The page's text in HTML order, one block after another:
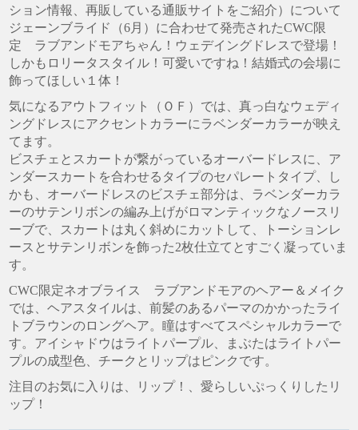
ション情報、再販している通販サイトをご紹介）について
ジェーンブライド（6月）に合わせて発売されたCWC限
定 ラブアンドモアちゃん！ウェデイングドレスで登場！
しかもロリータスタイル！可愛いですね！結婚式の会場に
飾ってほしい１体！
気になるアウトフィット（ＯＦ）では、真っ白なウェディ
ングドレスにアクセントカラーにラベンダーカラーが映え
てます。
ビスチェとスカートが繋がっているオーバードレスに、ア
ンダースカートを合わせるタイプのセパレートタイプ、し
かも、オーバードレスのビスチェ部分は、ラベンダーカラ
ーのサテンリボンの編み上げがロマンティックなノースリ
ーブで、スカートは丸く斜めにカットして、トーションレ
ースとサテンリボンを飾った2枚仕立てとすごく凝っていま
す。
CWC限定ネオブライス ラブアンドモアのヘアー＆メイク
では、ヘアスタイルは、前髪のあるパーマのかかったライ
トブラウンのロングヘア。瞳はすべてスペシャルカラーで
す。アイシャドウはライトパープル、まぶたはライトパー
プルの成型色、チークとリップはピンクです。
注目のお気に入りは、リップ！、愛らしいぷっくりしたリ
ップ！